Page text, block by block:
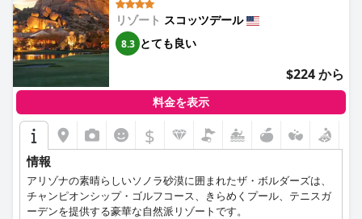
リゾート スコッツデール
8.3 とても良い
$224 から
料金を表示
$
情報
アリゾナの素晴らしいソノラ砂漠に囲まれたザ・ボルダーズは、
チャンピオンシップ・ゴルフコース、きらめくプール、テニスガ
ーデンを提供する豪華な自然派リゾートです。